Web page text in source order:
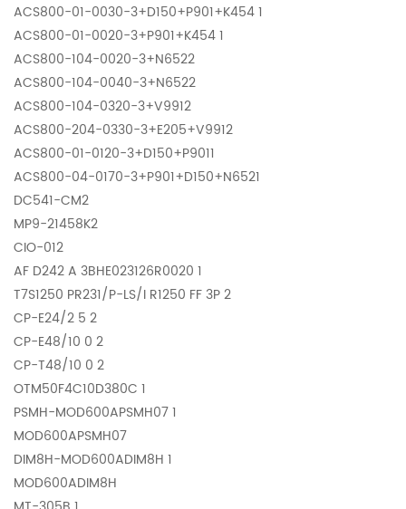
ACS800-01-0030-3+D150+P901+K454 1
ACS800-01-0020-3+P901+K454 1
ACS800-104-0020-3+N6522
ACS800-104-0040-3+N6522
ACS800-104-0320-3+V9912
ACS800-204-0330-3+E205+V9912
ACS800-01-0120-3+D150+P9011
ACS800-04-0170-3+P901+D150+N6521
DC541-CM2
MP9-21458K2
CIO-012
AF D242 A 3BHE023126R0020 1
T7S1250 PR231/P-LS/I R1250 FF 3P 2
CP-E24/2 5 2
CP-E48/10 0 2
CP-T48/10 0 2
OTM50F4C10D380C 1
PSMH-MOD600APSMH07 1
MOD600APSMH07
DIM8H-MOD600ADIM8H 1
MOD600ADIM8H